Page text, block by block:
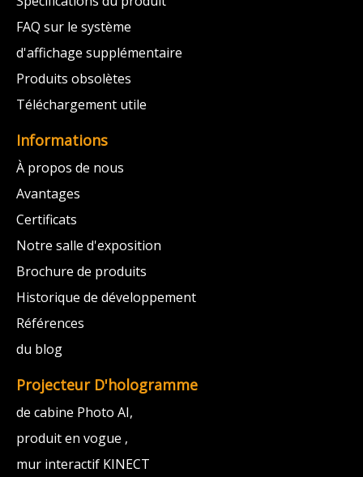
FAQ sur le système
d'affichage supplémentaire
Produits obsolètes
Téléchargement utile
Informations
À propos de nous
Avantages
Certificats
Notre salle d'exposition
Brochure de produits
Historique de développement
Références
du blog
Projecteur D'hologramme
de cabine Photo AI,
produit en vogue ,
mur interactif KINECT